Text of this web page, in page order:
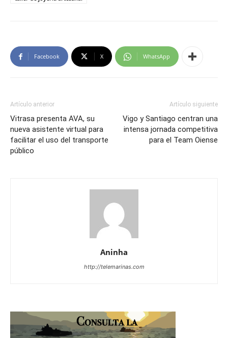
Facebook X WhatsApp
Artículo anterior
Vitrasa presenta AVA, su
nueva asistente virtual para
facilitar el uso del transporte
público
Artículo siguiente
Vigo y Santiago centran una
intensa jornada competitiva
para el Team Oiense
Aninha
http://telemarinas.com